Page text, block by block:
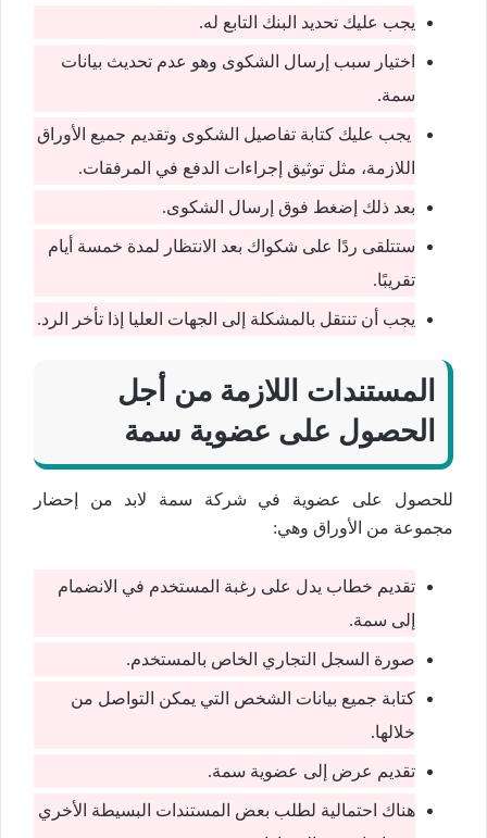
يجب عليك تحديد البنك التابع له.
اختيار سبب إرسال الشكوى وهو عدم تحديث بيانات
سمة.
يجب عليك كتابة تفاصيل الشكوى وتقديم جميع الأوراق
اللازمة، مثل توثيق إجراءات الدفع في المرفقات.
بعد ذلك إضغط فوق إرسال الشكوى.
ستتلقى ردًا على شكواك بعد الانتظار لمدة خمسة أيام
تقريبًا.
يجب أن تنتقل بالمشكلة إلى الجهات العليا إذا تأخر الرد.
المستندات اللازمة من أجل
الحصول على عضوية سمة
للحصول على عضوية في شركة سمة لابد من إحضار
مجموعة من الأوراق وهي:
تقديم خطاب يدل على رغبة المستخدم في الانضمام
إلى سمة.
صورة السجل التجاري الخاص بالمستخدم.
كتابة جميع بيانات الشخص التي يمكن التواصل من
خلالها.
تقديم عرض إلى عضوية سمة.
هناك احتمالية لطلب بعض المستندات البسيطة الأخري